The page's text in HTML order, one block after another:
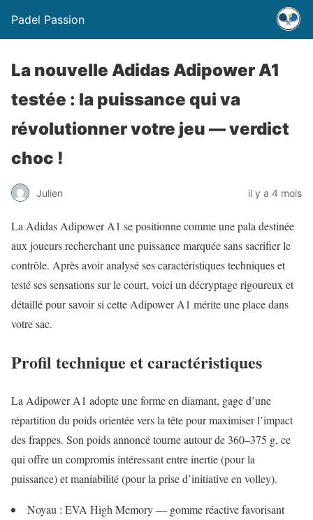
Padel Passion
La nouvelle Adidas Adipower A1
testée : la puissance qui va
révolutionner votre jeu — verdict
choc !
Julien il y a 4 mois
La Adidas Adipower A1 se positionne comme une pala destinée
aux joueurs recherchant une puissance marquée sans sacrifier le
contrôle. Après avoir analysé ses caractéristiques techniques et
testé ses sensations sur le court, voici un décryptage rigoureux et
détaillé pour savoir si cette Adipower A1 mérite une place dans
votre sac.
Profil technique et caractéristiques
La Adipower A1 adopte une forme en diamant, gage d’une
répartition du poids orientée vers la tête pour maximiser l’impact
des frappes. Son poids annoncé tourne autour de 360–375 g, ce
qui offre un compromis intéressant entre inertie (pour la
puissance) et maniabilité (pour la prise d’initiative en volley).
Noyau : EVA High Memory — gomme réactive favorisant